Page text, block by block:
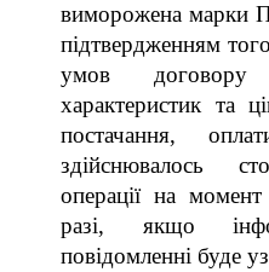
виморожена марки
підтвердженням
умов договору
характеристик та
постачання,
здійснювалось
операції на
разі, якщо
повідомленні буде